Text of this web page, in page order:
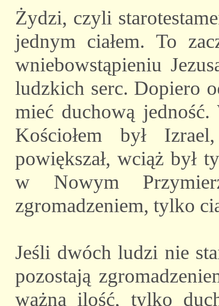
Żydzi, czyli
jednym ciałem. To
wniebowstąpieniu
ludzkich serc. Dopiero
mieć duchową jedność.
Kościołem był
powiększał, wciąż był
w Nowym
zgromadzeniem, tylko
Jeśli dwóch ludzi nie
pozostają
ważna ilość, tylko